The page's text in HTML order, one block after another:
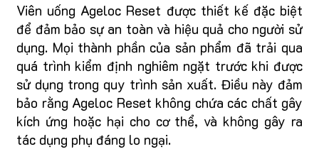
Viên uống Ageloc Reset được thiết kế đặc biệt
để đảm bảo sự an toàn và hiệu quả cho người sử
dụng. Mọi thành phần của sản phẩm đã trải qua
quá trình kiểm định nghiêm ngặt trước khi được
sử dụng trong quy trình sản xuất. Điều này đảm
bảo rằng Ageloc Reset không chứa các chất gây
kích ứng hoặc hại cho cơ thể, và không gây ra
tác dụng phụ đáng lo ngại.